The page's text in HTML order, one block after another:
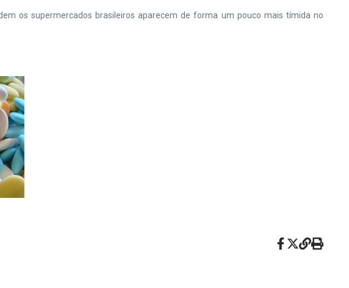
os supermercados brasileiros aparecem de forma um pouco mais tímida no